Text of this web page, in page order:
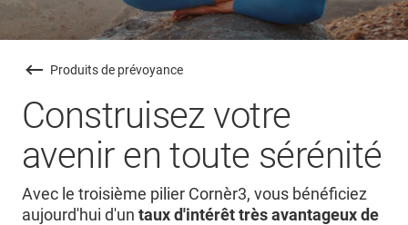
Produits de prévoyance
Construisez votre
avenir en toute sérénité
Avec le troisième pilier Cornèr3, vous bénéficiez
aujourd'hui d'un taux d'intérêt très avantageux de